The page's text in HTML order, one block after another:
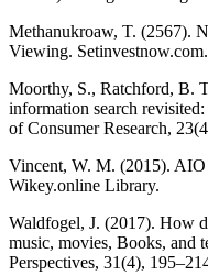
Methanukroaw, T. (2567).
Viewing. Setinvestnow.com.
Moorthy, S., Ratchford, B.
information search
of Consumer Research,
Vincent, W. M. (2015).
Wikey.online Library.
Waldfogel, J. (2017). How
music, movies, Books, and
Perspectives, 31(4),